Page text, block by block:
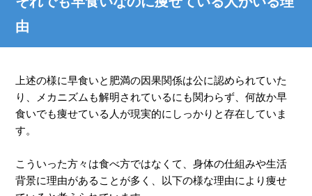
由
上述の様に早食いと肥満の因果関係は公に認められていた
り、メカニズムも解明されているにも関わらず、何故か早
食いでも痩せている人が現実的にしっかりと存在していま
す。
こういった方々は食べ方ではなくて、身体の仕組みや生活
背景に理由があることが多く、以下の様な理由により痩せ